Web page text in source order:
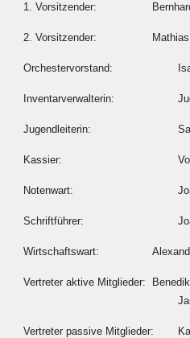
1. Vorsitzender:
2. Vorsitzender:
Orchestervorstand:
Inventarverwalterin:
Jugendleiterin:
Kassier:
Notenwart:
Schriftführer:
Wirtschaftswart:
Vertreter aktive Mitglieder:
Vertreter passive Mitglieder: